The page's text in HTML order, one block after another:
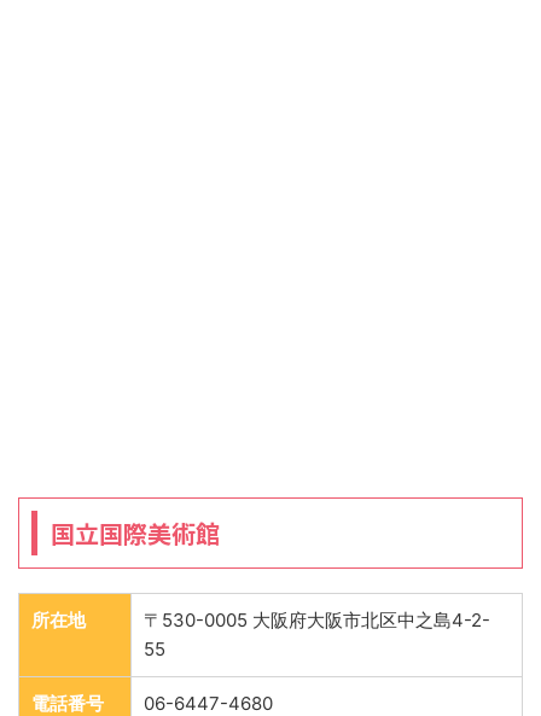
国立国際美術館
所在地
〒530-0005 大阪府大阪市北区中之島4-2-
55
電話番号 06-6447-4680